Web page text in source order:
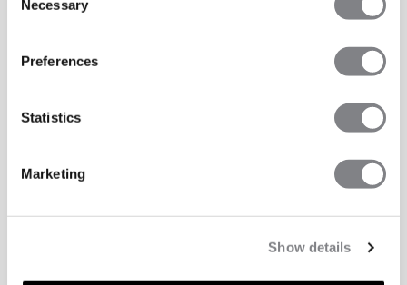
Selection
Necessary
Preferences
Statistics
Marketing
Show details